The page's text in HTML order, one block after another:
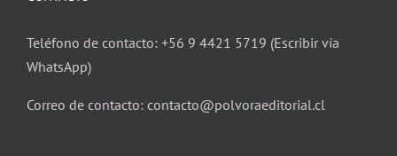
Teléfono de contacto: +56 9 4421 5719 (Escribir vía
WhatsApp)
Correo de contacto: contacto@polvoraeditorial.cl